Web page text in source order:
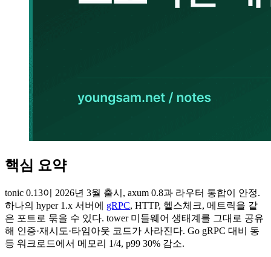
핵심 요약
tonic 0.13이 2026년 3월 출시, axum 0.8과 라우터 통합이 안정.
하나의 hyper 1.x 서버에 gRPC, HTTP, 헬스체크, 메트릭을 같
은 포트로 묶을 수 있다. tower 미들웨어 생태계를 그대로 공유
해 인증·재시도·타임아웃 코드가 사라진다. Go gRPC 대비 동
등 워크로드에서 메모리 1/4, p99 30% 감소.